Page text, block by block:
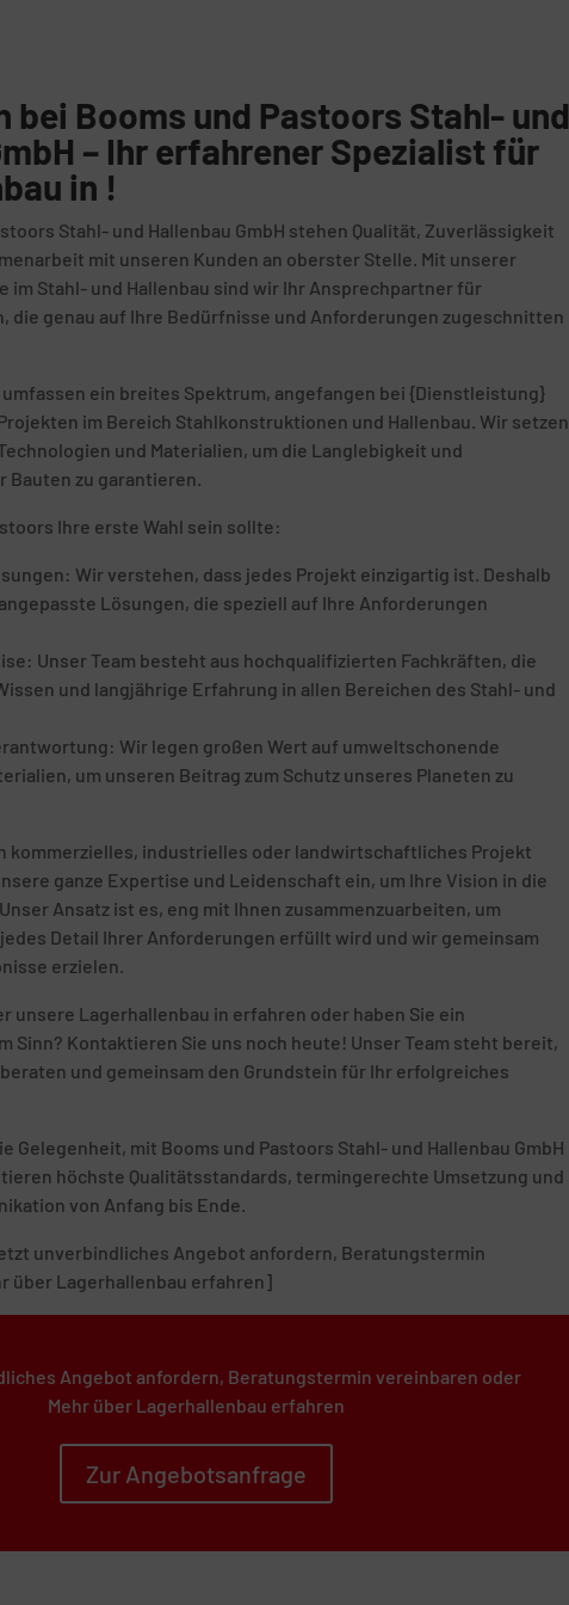
bei Booms und Pastoors Stahl- und
– Ihr erfahrener Spezialist für
in !
Stahl- und Hallenbau GmbH stehen Qualität, Zuverlässigkeit
mit unseren Kunden an oberster Stelle. Mit unserer
im Stahl- und Hallenbau sind wir Ihr Ansprechpartner für
die genau auf Ihre Bedürfnisse und Anforderungen zugeschnitten
ein breites Spektrum, angefangen bei {Dienstleistung}
im Bereich Stahlkonstruktionen und Hallenbau. Wir setzen
und Materialien, um die Langlebigkeit und
zu garantieren.
Ihre erste Wahl sein sollte:
Wir verstehen, dass jedes Projekt einzigartig ist. Deshalb
Lösungen, die speziell auf Ihre Anforderungen
Unser Team besteht aus hochqualifizierten Fachkräften, die
und langjährige Erfahrung in allen Bereichen des Stahl- und
Wir legen großen Wert auf umweltschonende
um unseren Beitrag zum Schutz unseres Planeten zu
kommerzielles, industrielles oder landwirtschaftliches Projekt
ganze Expertise und Leidenschaft ein, um Ihre Vision in die
Ansatz ist es, eng mit Ihnen zusammenzuarbeiten, um
Detail Ihrer Anforderungen erfüllt wird und wir gemeinsam
erzielen.
unsere Lagerhallenbau in erfahren oder haben Sie ein
Sinn? Kontaktieren Sie uns noch heute! Unser Team steht bereit,
und gemeinsam den Grundstein für Ihr erfolgreiches
Gelegenheit, mit Booms und Pastoors Stahl- und Hallenbau GmbH
höchste Qualitätsstandards, termingerechte Umsetzung und
von Anfang bis Ende.
unverbindliches Angebot anfordern, Beratungstermin
über Lagerhallenbau erfahren]
Angebot anfordern, Beratungstermin vereinbaren oder
Mehr über Lagerhallenbau erfahren
Zur Angebotsanfrage